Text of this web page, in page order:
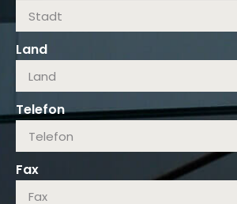
Land
Telefon
Fax